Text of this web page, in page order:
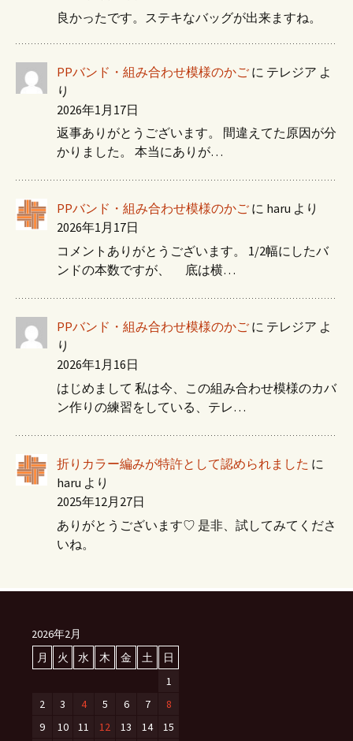
良かったです。ステキなバッグが出来ますね。
PPバンド・組み合わせ模様のかご に テレジア よ
り
2026年1月17日
返事ありがとうございます。 間違えてた原因が分
かりました。 本当にありが…
PPバンド・組み合わせ模様のかご に haru より
2026年1月17日
コメントありがとうございます。 1/2幅にしたバ
ンドの本数ですが、 底は横…
PPバンド・組み合わせ模様のかご に テレジア よ
り
2026年1月16日
はじめまして 私は今、この組み合わせ模様のカバ
ン作りの練習をしている、テレ…
折りカラー編みが特許として認められました に
haru より
2025年12月27日
ありがとうございます♡ 是非、試してみてくださ
いね。
2026年2月
月
火 水 木 金 土
日
1
2
3 4 5 6 7
8
9
10 11 12 13 14
15